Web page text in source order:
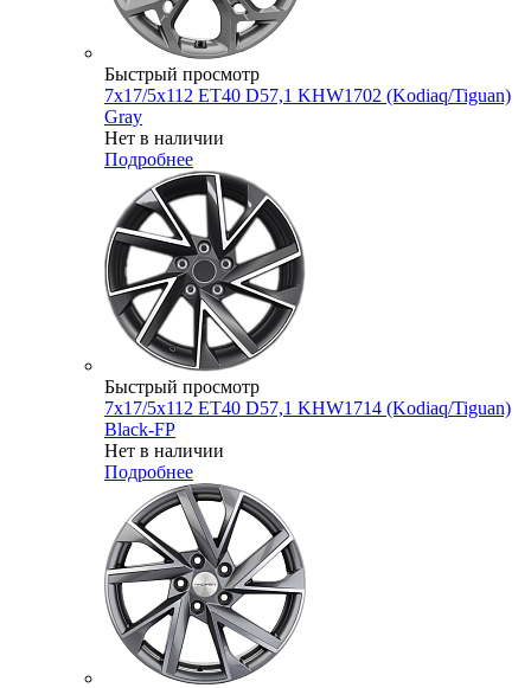
Быстрый просмотр
7x17/5x112 ET40 D57,1 KHW1702 (Kodiaq/Tiguan)
Gray
Нет в наличии
Подробнее
Быстрый просмотр
7x17/5x112 ET40 D57,1 KHW1714 (Kodiaq/Tiguan)
Black-FP
Нет в наличии
Подробнее